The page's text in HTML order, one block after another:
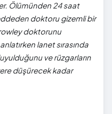
Ölümünden 24 saat
doktoru gizemli bir
doktorunu
lanet sırasında
ve rüzgarların
düşürecek kadar